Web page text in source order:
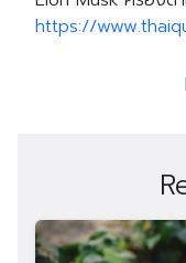
https://